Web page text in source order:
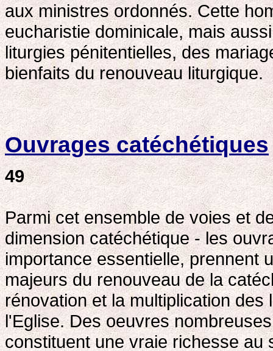
aux ministres ordonnés. Cette
eucharistie dominicale, mais
liturgies pénitentielles, des
bienfaits du renouveau liturgique.
Ouvrages catéchétiques
49
Parmi cet ensemble de voies et
dimension catéchétique - les
importance essentielle, prennent
majeurs du renouveau de la
rénovation et la multiplication
l'Eglise. Des oeuvres
constituent une vraie richesse au